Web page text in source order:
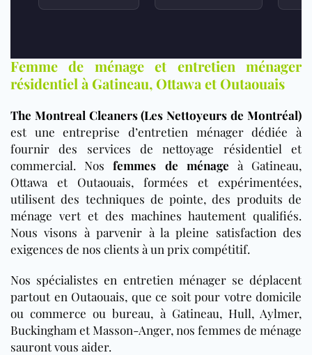
Femme de ménage et entretien ménager
résidentiel à Gatineau, Ottawa et Outaouais
The Montreal Cleaners (Les Nettoyeurs de Montréal)
est une entreprise d’entretien ménager dédiée à
fournir des services de nettoyage résidentiel et
commercial. Nosfemmes de ménage à Gatineau,
Ottawa et Outaouais, formées et expérimentées,
utilisent des techniques de pointe, des produits de
ménage vert et des machines hautement qualifiés.
Nous visons à parvenir à la pleine satisfaction des
exigences de nos clients à un prix compétitif.
Nos spécialistes en entretien ménager se déplacent
partout en Outaouais, que ce soit pour votre domicile
ou commerce ou bureau, à Gatineau, Hull, Aylmer,
Buckingham et Masson-Anger, nos femmes de ménage
sauront vous aider.